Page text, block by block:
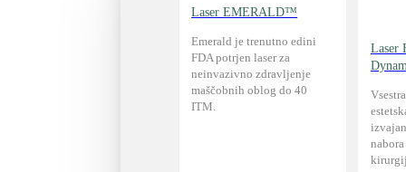
Laser EMERALD™
Emerald je trenutno edini
FDA potrjen laser za
neinvazivno zdravljenje
maščobnih oblog do 40
ITM.
Laser